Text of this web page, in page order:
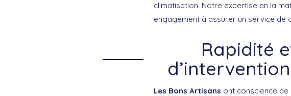
climatisation. Notre expertise en la
engagement à assurer un service de
Rapidité
Les Bons Artisans ont conscience de